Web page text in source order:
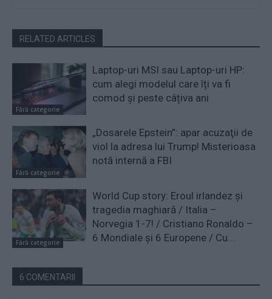
RELATED ARTICLES
Fără categorie
Laptop-uri MSI sau Laptop-uri HP:
cum alegi modelul care îți va fi
comod și peste câțiva ani
Fără categorie
„Dosarele Epstein”: apar acuzaţii de
viol la adresa lui Trump! Misterioasa
notă internă a FBI
Fără categorie
World Cup story: Eroul irlandez și
tragedia maghiară / Italia –
Norvegia 1-7! / Cristiano Ronaldo –
6 Mondiale și 6 Europene / Cu...
6 COMENTARII